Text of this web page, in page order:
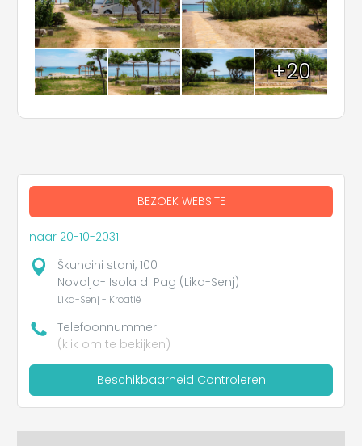
+20
BEZOEK WEBSITE
naar 20-10-2031
Škuncini stani, 100
Novalja- Isola di Pag (Lika-Senj)
Lika-Senj - Kroatië
Telefoonnummer
(klik om te bekijken)
Beschikbaarheid Controleren